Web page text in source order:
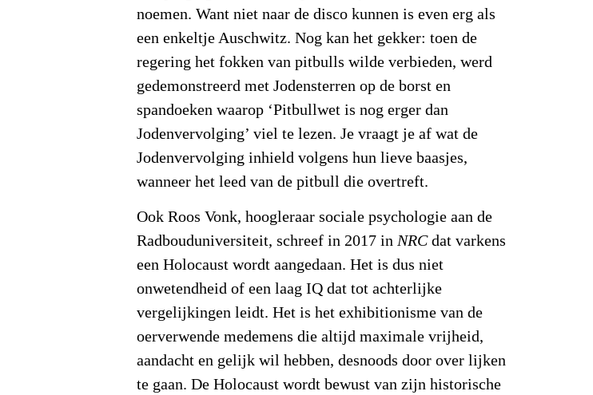
noemen. Want niet naar de disco kunnen is even erg als
een enkeltje Auschwitz. Nog kan het gekker: toen de
regering het fokken van pitbulls wilde verbieden, werd
gedemonstreerd met Jodensterren op de borst en
spandoeken waarop ‘Pitbullwet is nog erger dan
Jodenvervolging’ viel te lezen. Je vraagt je af wat de
Jodenvervolging inhield volgens hun lieve baasjes,
wanneer het leed van de pitbull die overtreft.
Ook Roos Vonk, hoogleraar sociale psychologie aan de
Radbouduniversiteit, schreef in 2017 inNRCdat varkens
een Holocaust wordt aangedaan. Het is dus niet
onwetendheid of een laag IQ dat tot achterlijke
vergelijkingen leidt. Het is het exhibitionisme van de
oerverwende medemens die altijd maximale vrijheid,
aandacht en gelijk wil hebben, desnoods door over lijken
te gaan. De Holocaust wordt bewust van zijn historische